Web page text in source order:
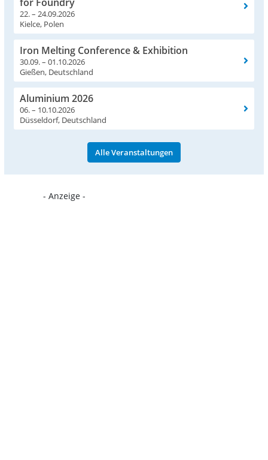
22. – 24.09.2026
Kielce, Polen
Iron Melting Conference & Exhibition
30.09. – 01.10.2026
Gießen, Deutschland
Aluminium 2026
06. – 10.10.2026
Düsseldorf, Deutschland
Alle Veranstaltungen
- Anzeige -